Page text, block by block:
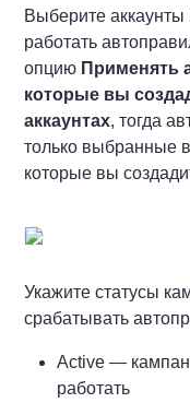
Выберите
работать
опцию Применять
которые вы
аккаунтах, тогда
только выбранные
которые вы
Укажите статусы
срабатывать
Active —
работать